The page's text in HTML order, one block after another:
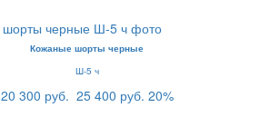
Кожаные шорты черные
Ш-5 ч
20 300 руб. 25 400 руб. 20%